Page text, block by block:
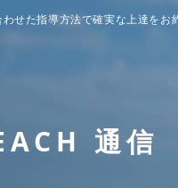
せた指導方法で確実な上達を
通信